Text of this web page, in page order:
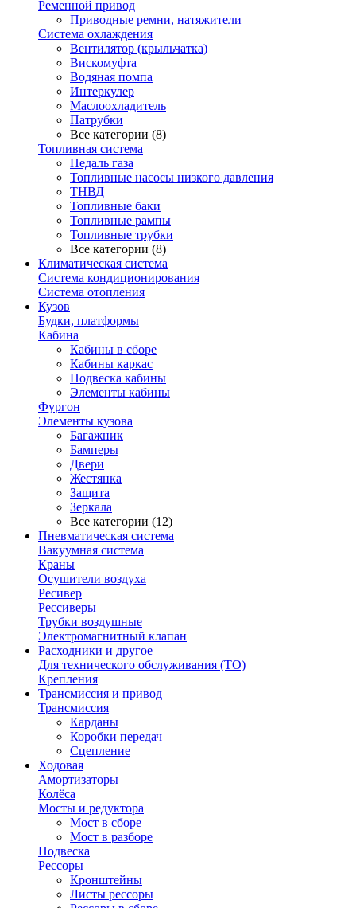
Ременной привод
Приводные ремни, натяжители
Система охлаждения
Вентилятор (крыльчатка)
Вискомуфта
Водяная помпа
Интеркулер
Маслоохладитель
Патрубки
Все категории (8)
Топливная система
Педаль газа
Топливные насосы низкого давления
ТНВД
Топливные баки
Топливные рампы
Топливные трубки
Все категории (8)
Климатическая система
Система кондиционирования
Система отопления
Кузов
Будки, платформы
Кабина
Кабины в сборе
Кабины каркас
Подвеска кабины
Элементы кабины
Фургон
Элементы кузова
Багажник
Бамперы
Двери
Жестянка
Защита
Зеркала
Все категории (12)
Пневматическая система
Вакуумная система
Краны
Осушители воздуха
Ресивер
Рессиверы
Трубки воздушные
Электромагнитный клапан
Расходники и другое
Для технического обслуживания (ТО)
Крепления
Трансмиссия и привод
Трансмиссия
Карданы
Коробки передач
Сцепление
Ходовая
Амортизаторы
Колёса
Мосты и редуктора
Мост в сборе
Мост в разборе
Подвеска
Рессоры
Кронштейны
Листы рессоры